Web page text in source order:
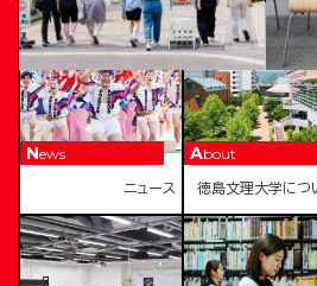
News
ニュース
About
徳島文理大学につ